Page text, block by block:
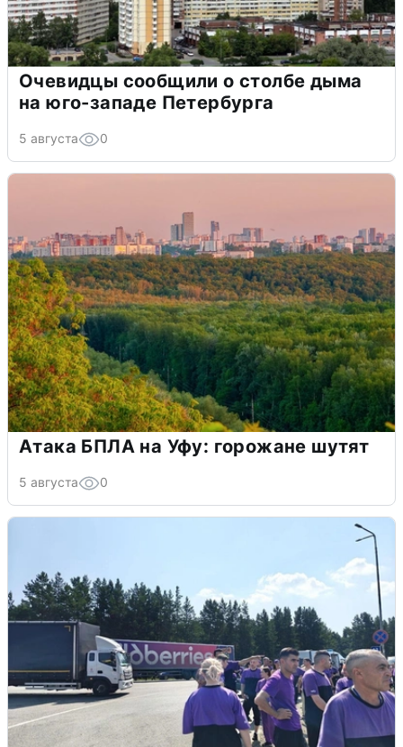
Очевидцы сообщили о столбе дыма
на юго-западе Петербурга
5 августа 0
Атака БПЛА на Уфу: горожане шутят
5 августа 0